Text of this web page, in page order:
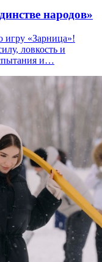
народов»
игру «Зарница»!
ловкость и
и…